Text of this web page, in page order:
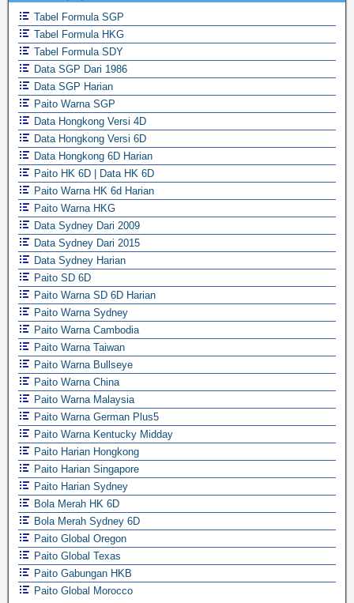
Tabel Formula SGP
Tabel Formula HKG
Tabel Formula SDY
Data SGP Dari 1986
Data SGP Harian
Paito Warna SGP
Data Hongkong Versi 4D
Data Hongkong Versi 6D
Data Hongkong 6D Harian
Paito HK 6D | Data HK 6D
Paito Warna HK 6d Harian
Paito Warna HKG
Data Sydney Dari 2009
Data Sydney Dari 2015
Data Sydney Harian
Paito SD 6D
Paito Warna SD 6D Harian
Paito Warna Sydney
Paito Warna Cambodia
Paito Warna Taiwan
Paito Warna Bullseye
Paito Warna China
Paito Warna Malaysia
Paito Warna German Plus5
Paito Warna Kentucky Midday
Paito Harian Hongkong
Paito Harian Singapore
Paito Harian Sydney
Bola Merah HK 6D
Bola Merah Sydney 6D
Paito Global Oregon
Paito Global Texas
Paito Gabungan HKB
Paito Global Morocco